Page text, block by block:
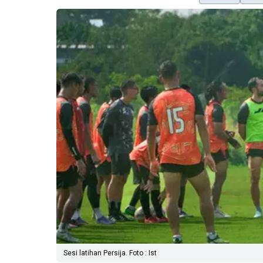
Sesi latihan Persija. Foto : Ist